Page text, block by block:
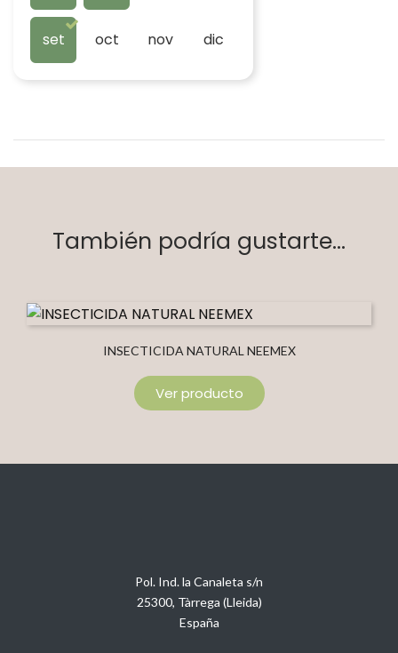
set oct nov dic
También podría gustarte...
INSECTICIDA NATURAL NEEMEX
Ver producto
Pol. Ind. la Canaleta s/n
25300, Tàrrega (Lleida)
España